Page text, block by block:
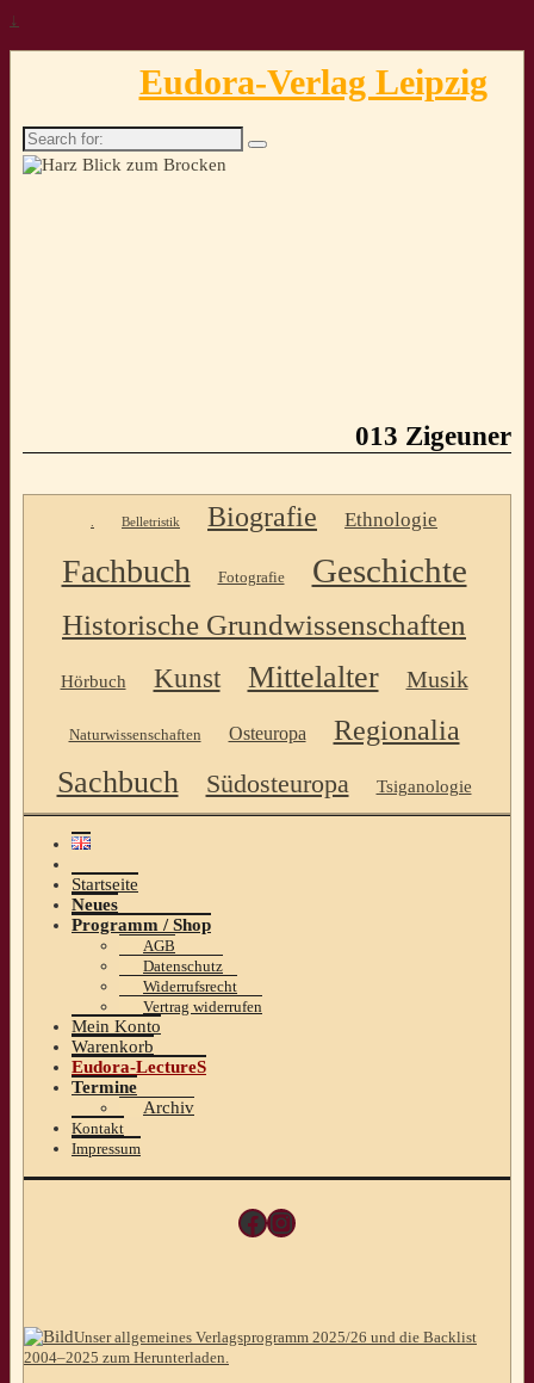
↓
Eudora-Verlag Leipzig
Search
for:
013 Zigeuner
Belletristik Biografie Ethnologie
Fachbuch Fotografie Geschichte
Historische Grundwissenschaften
Hörbuch Kunst Mittelalter Musik
Naturwissenschaften Osteuropa Regionalia
Sachbuch Südosteuropa Tsiganologie
Startseite
Neues
Programm / Shop
AGB
Datenschutz
Widerrufsrecht
Vertrag widerrufen
Mein Konto
Warenkorb
Eudora-LectureS
Termine
Archiv
Kontakt
Impressum
Facebook
Instagram
Unser allgemeines Verlagsprogramm 2025/26 und die Backlist
2004–2025 zum Herunterladen.